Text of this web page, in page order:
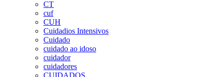
CT
cuf
CUH
Cuidadios Intensivos
Cuidado
cuidado ao idoso
cuidador
cuidadores
CUIDADOS